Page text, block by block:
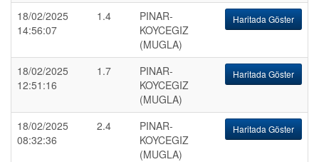
18/02/2025
14:56:07
1.4
PINAR-
KOYCEGIZ
(MUGLA)
Haritada Göster
18/02/2025
12:51:16
1.7
PINAR-
KOYCEGIZ
(MUGLA)
Haritada Göster
18/02/2025
08:32:36
2.4
PINAR-
KOYCEGIZ
(MUGLA)
Haritada Göster